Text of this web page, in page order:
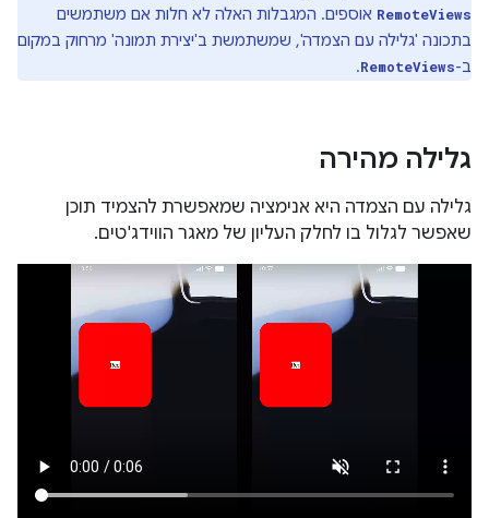
RemoteViews אוספים. המגבלות האלה לא חלות אם משתמשים
בתכונה 'גלילה עם הצמדה', שמשתמשת ב'יצירת תמונה' מרחוק במקום
ב-RemoteViews
.
גלילה מהירה
גלילה עם הצמדה היא אנימציה שמאפשרת להצמיד תוכן
שאפשר לגלול בו לחלק העליון של מאגר הווידג'טים.